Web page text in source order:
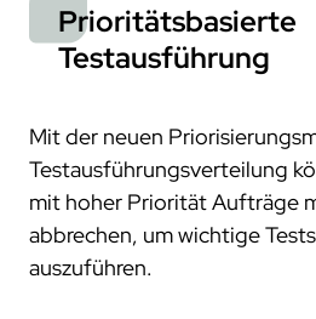
Prioritätsbasierte
Testausführung
Mit der neuen
Testausführungsverteilung
mit hoher Priorität Aufträge
abbrechen, um wichtige
auszuführen.